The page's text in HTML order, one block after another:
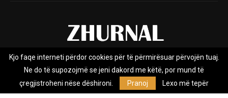
Rreth nesh Impresumi Marketing
Privacy Policy
Zhurnal.mk është Agjenci e Lajmeve e pavarur, e themeluar në vitin
Kjo faqe interneti përdor cookies për të përmirësuar përvojën tuaj.
Ne do të supozojmë se jeni dakord me këtë, por mund të
çregjistroheni nëse dëshironi.
Pranoj Lexo më tepër